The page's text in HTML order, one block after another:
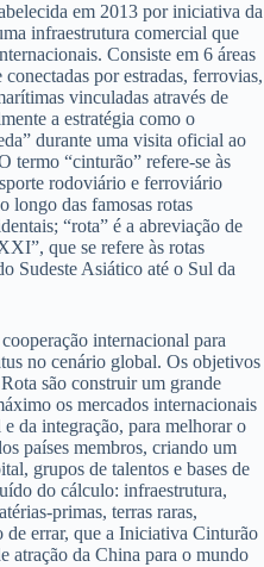
em 2013 por iniciativa da
infraestrutura comercial que
Consiste em 6 áreas
por estradas, ferrovias,
vinculadas através de
a estratégia como o
durante uma visita oficial ao
termo “cinturão” refere-se às
rodoviário e ferroviário
longo das famosas rotas
“rota” é a abreviação de
que se refere às rotas
Sudeste Asiático até o Sul da
internacional para
no cenário global. Os objetivos
são construir um grande
os mercados internacionais
da integração, para melhorar o
países membros, criando um
grupos de talentos e bases de
do cálculo: infraestrutura,
primas, terras raras,
de errar, que a Iniciativa Cinturão
atração da China para o mundo